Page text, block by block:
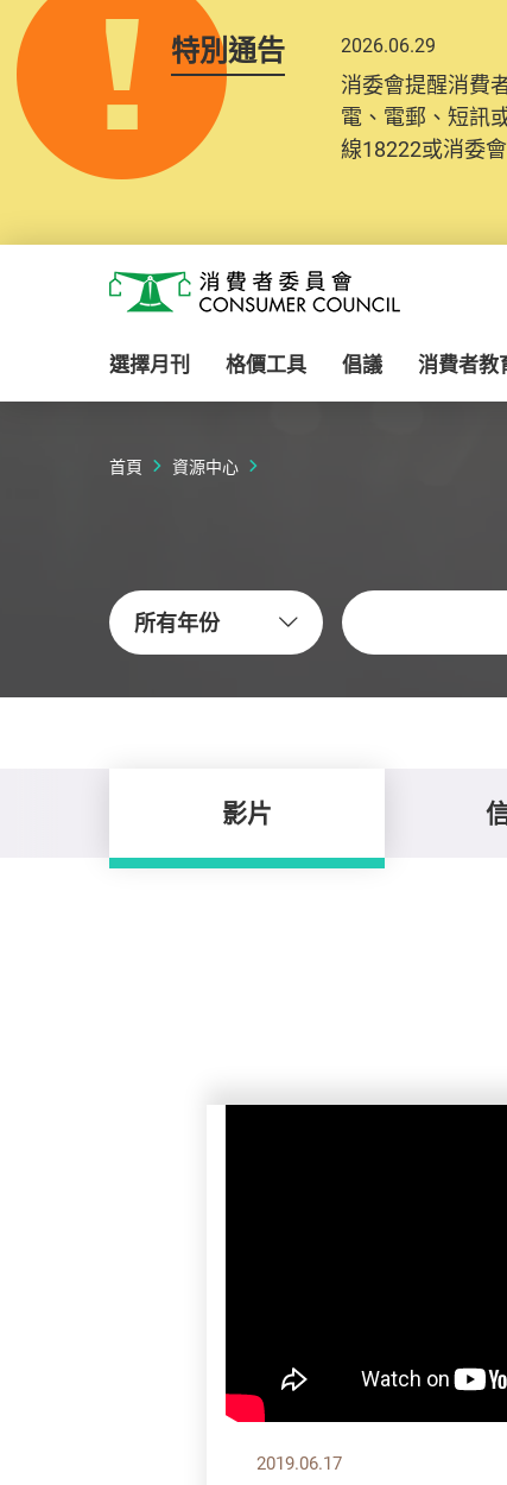
特別通告 2026.06.29
消委會提醒消費
電、電郵、短訊
線18222或消委
2025.10.31
為提升使用者體
消費者需要提供
紀錄將清晰整合
消費者委員會
選擇月刊 格價工具 倡議 消費者教
首頁 資源中心
所有年份
關鍵字
影片
2019.06.17